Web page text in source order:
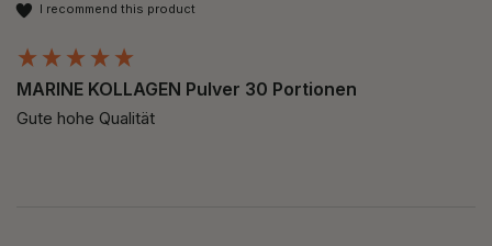
I recommend this product
MARINE KOLLAGEN Pulver 30 Portionen
Gute hohe Qualität